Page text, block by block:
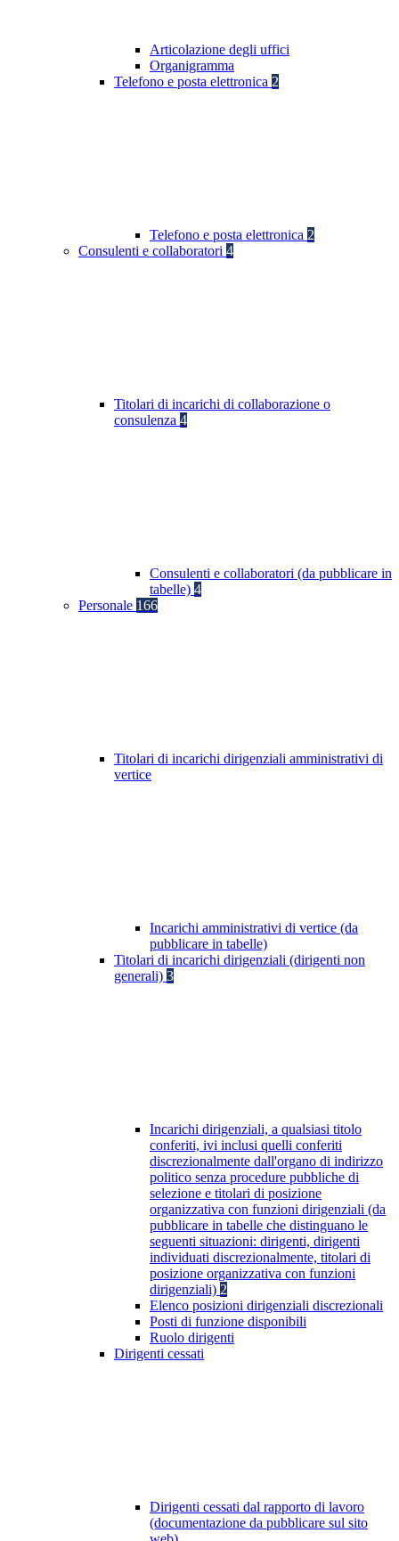
Articolazione degli uffici
Organigramma
Telefono e posta elettronica 2
Telefono e posta elettronica 2
Consulenti e collaboratori 4
Titolari di incarichi di collaborazione o
consulenza 4
Consulenti e collaboratori (da pubblicare in
tabelle) 4
Personale 166
Titolari di incarichi dirigenziali amministrativi di
vertice
Incarichi amministrativi di vertice (da
pubblicare in tabelle)
Titolari di incarichi dirigenziali (dirigenti non
generali) 3
Incarichi dirigenziali, a qualsiasi titolo
conferiti, ivi inclusi quelli conferiti
discrezionalmente dall'organo di indirizzo
politico senza procedure pubbliche di
selezione e titolari di posizione
organizzativa con funzioni dirigenziali (da
pubblicare in tabelle che distinguano le
seguenti situazioni: dirigenti, dirigenti
individuati discrezionalmente, titolari di
posizione organizzativa con funzioni
dirigenziali) 2
Elenco posizioni dirigenziali discrezionali
Posti di funzione disponibili
Ruolo dirigenti
Dirigenti cessati
Dirigenti cessati dal rapporto di lavoro
(documentazione da pubblicare sul sito